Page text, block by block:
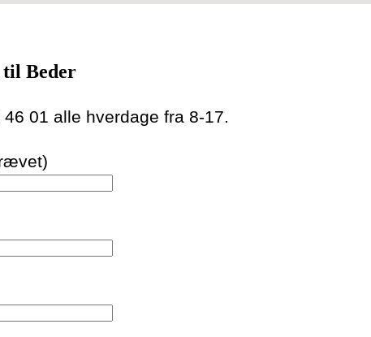
til Beder
01 alle hverdage fra 8-17.